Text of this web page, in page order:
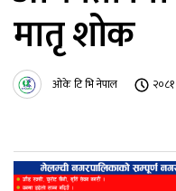
मातृ शोक
ओके टि भि नेपाल २०८१